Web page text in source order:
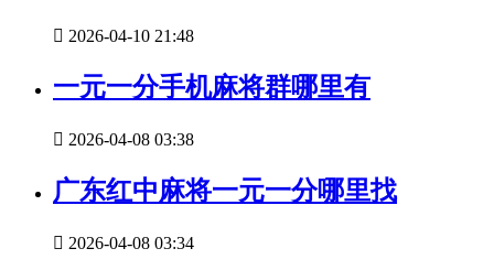
 2026-04-10 21:48
一元一分手机麻将群哪里有
 2026-04-08 03:38
广东红中麻将一元一分哪里找
 2026-04-08 03:34